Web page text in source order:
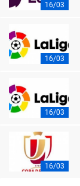
16/03
16/03
16/03
16/03